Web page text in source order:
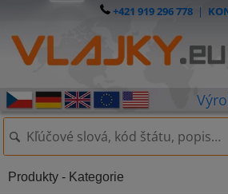
+421 919 296 778|
Produkty - Kategorie